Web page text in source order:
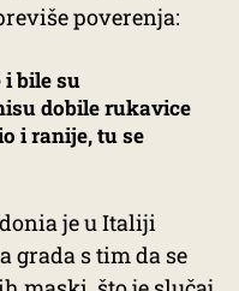
poverenja:
i bile su
dobile rukavice
i ranije, tu se
je u Italiji
grada s tim da se